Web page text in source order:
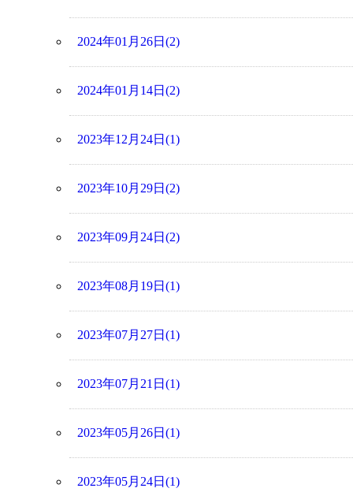
2024年01月26日(2)
2024年01月14日(2)
2023年12月24日(1)
2023年10月29日(2)
2023年09月24日(2)
2023年08月19日(1)
2023年07月27日(1)
2023年07月21日(1)
2023年05月26日(1)
2023年05月24日(1)